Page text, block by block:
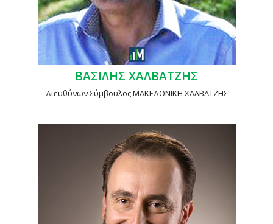
ΒΑΣΙΛΗΣ ΧΑΛΒΑΤΖΗΣ
Διευθύνων Σύμβουλος ΜΑΚΕΔΟΝΙΚΗ ΧΑΛΒΑΤΖΗΣ